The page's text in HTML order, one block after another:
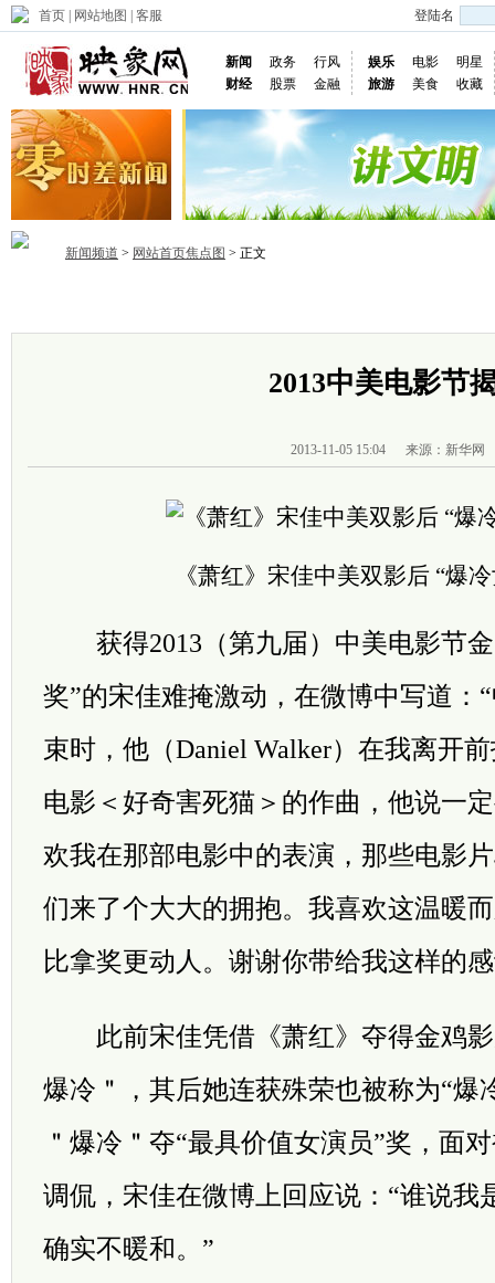
首页 网站地图 客服 登陆名
新闻 政务
行风
财经
股票 金融
娱乐 电影
明星
旅游
美食 收藏
新闻频道 > 网站首页焦点图 > 正文
2013中美电影节
2013-11-05 15:04 来源：新华网
《萧红》宋佳中美双影后 “爆
获得2013（第九届）中美电影节金
奖”的宋佳难掩激动，在微博中写道：
束时，他（Daniel Walker）在我离开
电影＜好奇害死猫＞的作曲，他说一
欢我在那部电影中的表演，那些电影
们来了个大大的拥抱。我喜欢这温暖
比拿奖更动人。谢谢你带给我这样的
此前宋佳凭借《萧红》夺得金鸡影
爆冷＂，其后她连获殊荣也被称为“爆
＂爆冷＂夺“最具价值女演员”奖，面
调侃，宋佳在微博上回应说：“谁说我
确实不暖和。”